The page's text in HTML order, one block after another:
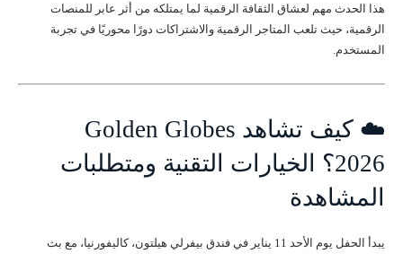
هذا الحدث مهم لعشاق الثقافة الرقمية لما يمتلكه من أثر عابر للمنصات
الرقمية، حيث تلعب المتاجر الرقمية والاشتراكات دورًا محوريًا في تجربة
المستخدم.
☁️ كيف تشاهد Golden Globes
2026؟ الخيارات التقنية ومتطلبات
المشاهدة
يبدأ الحفل يوم الأحد 11 يناير في فندق بيفرلي هيلتون، كاليفورنيا، مع بث